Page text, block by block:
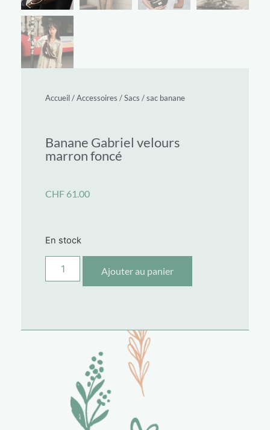
Accueil/Accessoires /Sacs /sac banane
Banane Gabriel velours
marron foncé
CHF 61.00
En stock
Ajouter au panier